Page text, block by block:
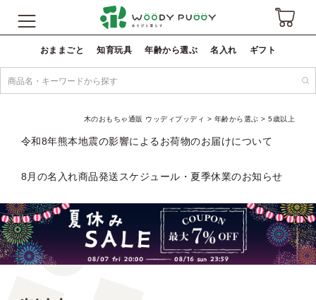
おままごと 知育玩具 年齢から選ぶ 名入れ ギフト
木のおもちゃ通販 ウッディプッディ 年齢から選ぶ 5歳以上
令和8年熊本地震の影響によるお荷物のお届けについて
8月の名入れ商品発送スケジュール・夏季休業のお知らせ